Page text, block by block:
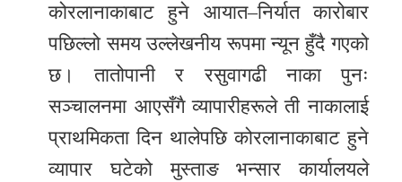
unicode
स्थानीय
English
कोरलानाकाबाट हुने आयात–निर्यात कारोबार
पछिल्लो समय उल्लेखनीय रूपमा न्यून हुँदै गएको
छ। तातोपानी र रसुवागढी नाका पुनः
सञ्चालनमा आएसँगै व्यापारीहरूले ती नाकालाई
प्राथमिकता दिन थालेपछि कोरलानाकाबाट हुने
व्यापार घटेको मुस्ताङ भन्सार कार्यालयले